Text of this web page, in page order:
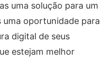
uma solução para um
uma oportunidade para
digital de seus
estejam melhor